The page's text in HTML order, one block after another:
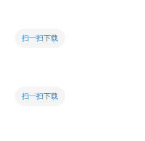
扫一扫下载
扫一扫下载